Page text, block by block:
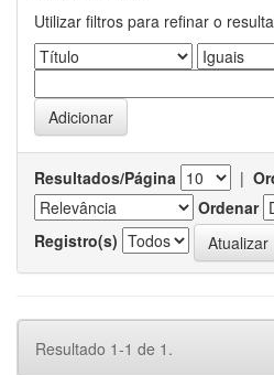
Utilizar filtros para refinar o
Resultados/Página |
Ordenar
Registro(s)
Resultado 1-1 de 1.